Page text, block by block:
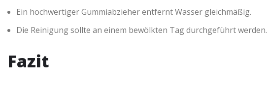
Ein hochwertiger Gummiabzieher entfernt Wasser gleichmäßig.
Die Reinigung sollte an einem bewölkten Tag durchgeführt werden.
Fazit